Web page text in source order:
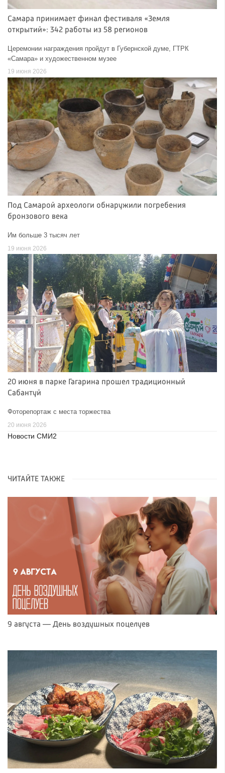
Самара принимает финал фестиваля «Земля
открытий»: 342 работы из 58 регионов
Церемонии награждения пройдут в Губернской думе, ГТРК
«Самара» и художественном музее
19 июня 2026
Под Самарой археологи обнаружили погребения
бронзового века
Им больше 3 тысяч лет
19 июня 2026
20 июня в парке Гагарина прошел традиционный
Сабантуй
Фоторепортаж с места торжества
20 июня 2026
Новости СМИ2
ЧИТАЙТЕ ТАКЖЕ
9 августа — День воздушных поцелуев